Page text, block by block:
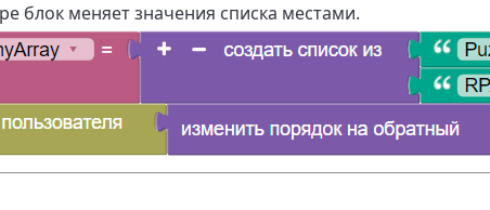
блок меняет значения списка местами.